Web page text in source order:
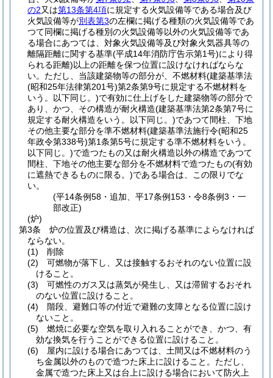
の2又は第13条第4項に規定する火気設備等である場合及び
火気設備等が別表第3の左欄に掲げる種類の火気設備等であ
つて同欄に掲げる種別の火気設備等以外の火気設備等であ
る場合にあつては、対象火気設備等及び対象火気器具等の
離隔距離に関する基準(平成14年消防庁告示第1号)により得
られる距離)以上の距離を保つ位置に設けなければならな
い。 ただし、当該建築物等の部分が、不燃材料(建築基準法
(昭和25年法律第201号)第2条第9号に規定する不燃材料を
いう。以下同じ。)で有効に仕上げをした建築物等の部分で
あり、かつ、その構造が耐火構造(建築基準法第2条第7号に
規定する耐火構造をいう。以下同じ。)であつて間柱、下地
その他主要な部分を準不燃材料(建築基準法施行令(昭和25
年政令第338号)第1条第5号に規定する準不燃材料をいう。
以下同じ。)で造つたもの又は耐火構造以外の構造であつて
間柱、下地その他主要な部分を不燃材料で造つたもの(有効
に遮熱できるものに限る。)である場合は、この限りでな
い。
(平14条例58・追加、平17条例153・令8条例3・一
部改正)
(炉)
第3条
炉の位置及び構造は、次に掲げる基準によらなければ
ならない。
(1)
削除
(2)
可燃物が落下し、又は接触するおそれのない位置に設
けること。
(3)
可燃性のガス又は蒸気が発生し、又は滞留するおそれ
のない位置に設けること。
(4)
階段、避難口等の付近で避難の支障となる位置に設け
ないこと。
(5)
燃焼に必要な空気を取り入れることができ、かつ、有
効な換気を行うことができる位置に設けること。
(6)
屋内に設ける場合にあつては、土間又は不燃材料のう
ち金属以外のもので造つた床上に設けること。 ただし、
金属で造つた床上又は台上に設ける場合において防火上